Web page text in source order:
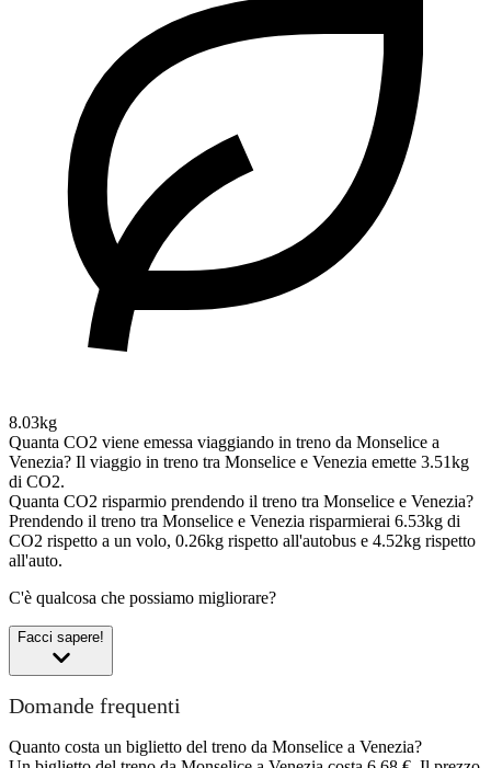
8.03kg
Quanta CO2 viene emessa viaggiando in treno da Monselice a
Venezia? Il viaggio in treno tra Monselice e Venezia emette 3.51kg
di CO2.
Quanta CO2 risparmio prendendo il treno tra Monselice e Venezia?
Prendendo il treno tra Monselice e Venezia risparmierai 6.53kg di
CO2 rispetto a un volo, 0.26kg rispetto all'autobus e 4.52kg rispetto
all'auto.
C'è qualcosa che possiamo migliorare?
Facci sapere!
Domande frequenti
Quanto costa un biglietto del treno da Monselice a Venezia?